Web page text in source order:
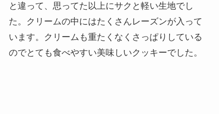
と違って、思ってた以上にサクと軽い生地でし
た。クリームの中にはたくさんレーズンが入って
います。クリームも重たくなくさっぱりしている
のでとても食べやすい美味しいクッキーでした。